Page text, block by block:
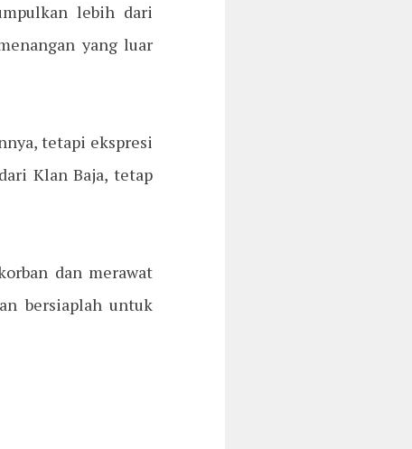
lebih dari
yang luar
tetapi ekspresi
Klan Baja, tetap
dan merawat
bersiaplah untuk